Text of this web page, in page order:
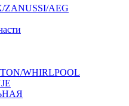
ZANUSSI/AEG
WHIRLPOOL